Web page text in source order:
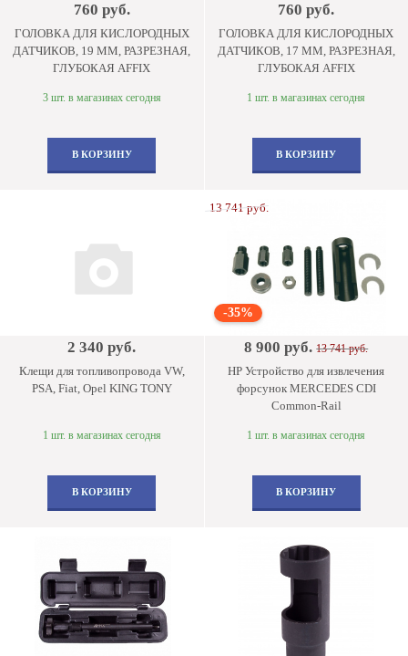
760 руб.
ГОЛОВКА ДЛЯ КИСЛОРОДНЫХ
ДАТЧИКОВ, 19 ММ, РАЗРЕЗНАЯ,
ГЛУБОКАЯ AFFIX
3 шт. в магазинах сегодня
В КОРЗИНУ
760 руб.
ГОЛОВКА ДЛЯ КИСЛОРОДНЫХ
ДАТЧИКОВ, 17 ММ, РАЗРЕЗНАЯ,
ГЛУБОКАЯ AFFIX
1 шт. в магазинах сегодня
В КОРЗИНУ
2 340 руб.
Клещи для топливопровода VW,
PSA, Fiat, Opel KING TONY
1 шт. в магазинах сегодня
В КОРЗИНУ
13 741 руб.
-35%
8 900 руб.13 741 руб.
HP Устройство для извлечения
форсунок MERCEDES CDI
Common-Rail
1 шт. в магазинах сегодня
В КОРЗИНУ